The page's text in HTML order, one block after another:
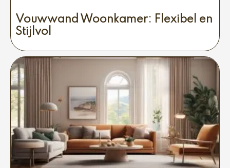
Vouwwand Woonkamer: Flexibel en
Stijlvol